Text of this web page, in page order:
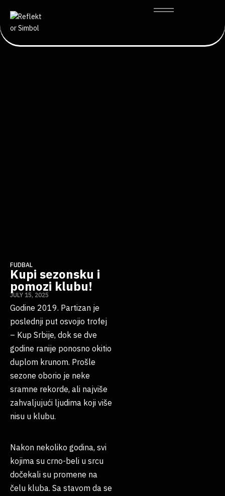
FUDBAL
Kupi sezonsku i
pomozi klubu!
JULY 15, 2025
Godine 2019. Partizan je
poslednji put osvojio trofej
– Kup Srbije, dok se dve
godine ranije ponosno okitio
duplom krunom. Prošle
sezone oborio je neke
sramne rekorde, ali najviše
zahvaljujući ljudima koji više
nisu u klubu.
Nakon nekoliko godina, svi
kojima su crno-beli u srcu
dočekali su promene na
čelu kluba. Sa stavom da se